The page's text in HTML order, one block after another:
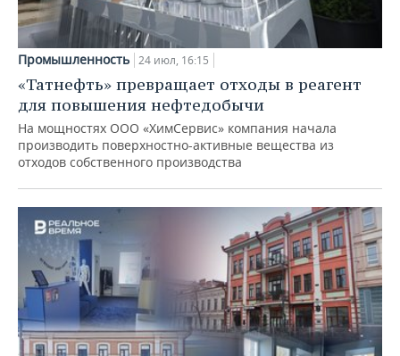
Промышленность 24 июл, 16:15
«Татнефть» превращает отходы в реагент
для повышения нефтедобычи
На мощностях ООО «ХимСервис» компания начала
производить поверхностно-активные вещества из
отходов собственного производства